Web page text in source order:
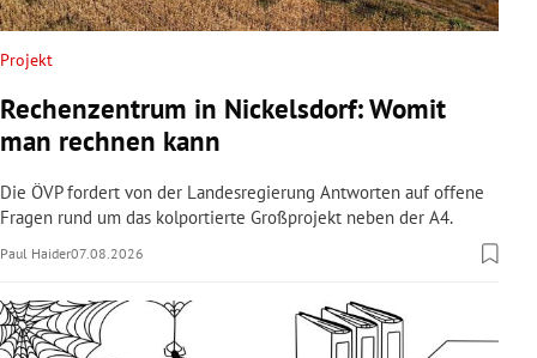
Projekt
Rechenzentrum in Nickelsdorf: Womit
man rechnen kann
Die ÖVP fordert von der Landesregierung Antworten auf offene
Fragen rund um das kolportierte Großprojekt neben der A4.
Paul Haider07.08.2026